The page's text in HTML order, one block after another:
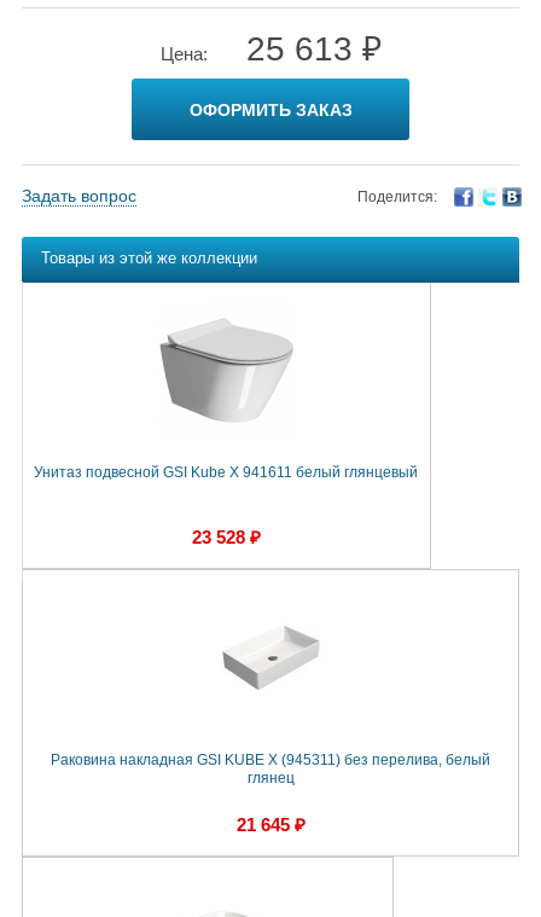
Цена: 25 613 ₽
ОФОРМИТЬ ЗАКАЗ
Задать вопрос Поделится:
Товары из этой же коллекции
Унитаз подвесной GSI Kube X 941611 белый глянцевый
23 528 ₽
Раковина накладная GSI KUBE X (945311) без перелива, белый
глянец
21 645 ₽